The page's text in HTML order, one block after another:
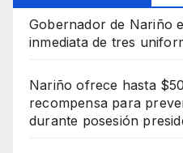
Gobernador de Nariño
inmediata de tres
Nariño ofrece hasta
recompensa para
durante posesión